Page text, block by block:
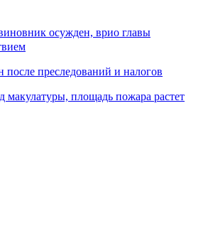
осужден, врио главы
преследований и налогов
макулатуры, площадь пожара растет